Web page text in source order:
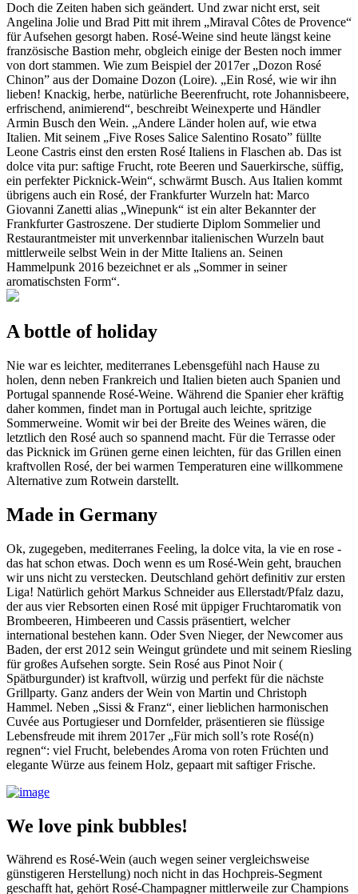
Doch die Zeiten haben sich geändert. Und zwar nicht erst, seit
Angelina Jolie und Brad Pitt mit ihrem „Miraval Côtes de Provence“
für Aufsehen gesorgt haben. Rosé-Weine sind heute längst keine
französische Bastion mehr, obgleich einige der Besten noch immer
von dort stammen. Wie zum Beispiel der 2017er „Dozon Rosé
Chinon” aus der Domaine Dozon (Loire). „Ein Rosé, wie wir ihn
lieben! Knackig, herbe, natürliche Beerenfrucht, rote Johannisbeere,
erfrischend, animierend“, beschreibt Weinexperte und Händler
Armin Busch den Wein. „Andere Länder holen auf, wie etwa
Italien. Mit seinem „Five Roses Salice Salentino Rosato” füllte
Leone Castris einst den ersten Rosé Italiens in Flaschen ab. Das ist
dolce vita pur: saftige Frucht, rote Beeren und Sauerkirsche, süffig,
ein perfekter Picknick-Wein“, schwärmt Busch. Aus Italien kommt
übrigens auch ein Rosé, der Frankfurter Wurzeln hat: Marco
Giovanni Zanetti alias „Winepunk“ ist ein alter Bekannter der
Frankfurter Gastroszene. Der studierte Diplom Sommelier und
Restaurantmeister mit unverkennbar italienischen Wurzeln baut
mittlerweile selbst Wein in der Mitte Italiens an. Seinen
Hammelpunk 2016 bezeichnet er als „Sommer in seiner
aromatischsten Form“.
A bottle of holiday
Nie war es leichter, mediterranes Lebensgefühl nach Hause zu
holen, denn neben Frankreich und Italien bieten auch Spanien und
Portugal spannende Rosé-Weine. Während die Spanier eher kräftig
daher kommen, findet man in Portugal auch leichte, spritzige
Sommerweine. Womit wir bei der Breite des Weines wären, die
letztlich den Rosé auch so spannend macht. Für die Terrasse oder
das Picknick im Grünen gerne einen leichten, für das Grillen einen
kraftvollen Rosé, der bei warmen Temperaturen eine willkommene
Alternative zum Rotwein darstellt.
Made in Germany
Ok, zugegeben, mediterranes Feeling, la dolce vita, la vie en rose -
das hat schon etwas. Doch wenn es um Rosé-Wein geht, brauchen
wir uns nicht zu verstecken. Deutschland gehört definitiv zur ersten
Liga! Natürlich gehört Markus Schneider aus Ellerstadt/Pfalz dazu,
der aus vier Rebsorten einen Rosé mit üppiger Fruchtaromatik von
Brombeeren, Himbeeren und Cassis präsentiert, welcher
international bestehen kann. Oder Sven Nieger, der Newcomer aus
Baden, der erst 2012 sein Weingut gründete und mit seinem Riesling
für großes Aufsehen sorgte. Sein Rosé aus Pinot Noir (
Spätburgunder) ist kraftvoll, würzig und perfekt für die nächste
Grillparty. Ganz anders der Wein von Martin und Christoph
Hammel. Neben „Sissi & Franz“, einer lieblichen harmonischen
Cuvée aus Portugieser und Dornfelder, präsentieren sie flüssige
Lebensfreude mit ihrem 2017er „Für mich soll’s rote Rosé(n)
regnen“: viel Frucht, belebendes Aroma von roten Früchten und
elegante Würze aus feinem Holz, gepaart mit saftiger Frische.
We love pink bubbles!
Während es Rosé-Wein (auch wegen seiner vergleichsweise
günstigeren Herstellung) noch nicht in das Hochpreis-Segment
geschafft hat, gehört Rosé-Champagner mittlerweile zur Champions